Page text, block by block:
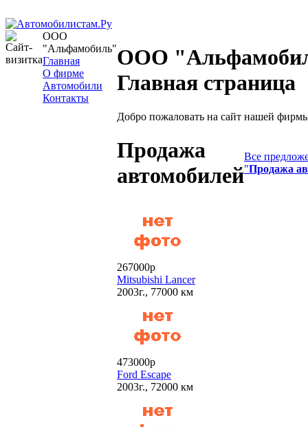
ООО
"Альфамобиль"
Главная
О фирме
Автомобили
Контакты
ООО
Главная страница
Добро пожаловать на сайт нашей
Продажа
автомобилей
Все
"Продажа
267000р
Mitsubishi Lancer
2003г., 77000 км
473000р
Ford Escape
2003г., 72000 км